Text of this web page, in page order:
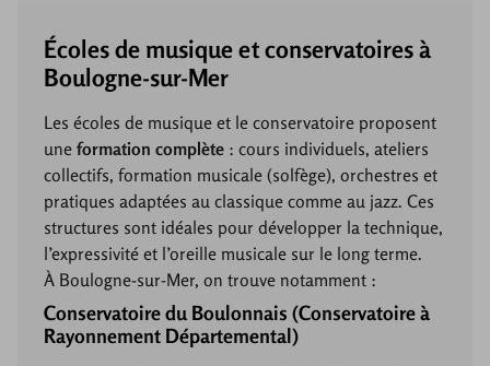
Écoles de musique et conservatoires à
Boulogne-sur-Mer
Les écoles de musique et le conservatoire proposent
une formation complète : cours individuels, ateliers
collectifs, formation musicale (solfège), orchestres et
pratiques adaptées au classique comme au jazz. Ces
structures sont idéales pour développer la technique,
l’expressivité et l’oreille musicale sur le long terme.
À Boulogne-sur-Mer, on trouve notamment :
Conservatoire du Boulonnais (Conservatoire à
Rayonnement Départemental)